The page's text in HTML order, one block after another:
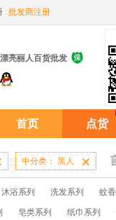
批发商注册
漂亮丽人百货批发 
首页 点货
中分类： 黑人 
沐浴系列 洗发系列 蚊
皂类系列 纸巾系列